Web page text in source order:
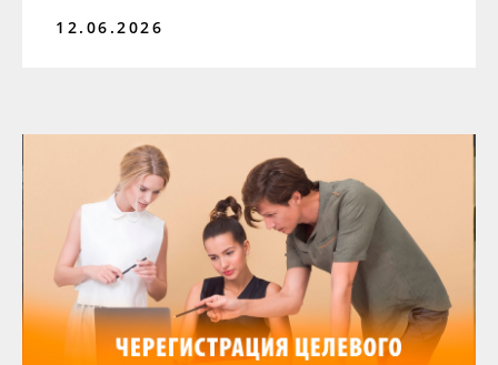
12.06.2026